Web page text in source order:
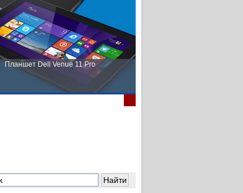
Планшет Dell Venue 11 Pro